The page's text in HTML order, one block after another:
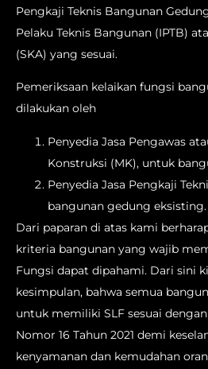
Pengkaji Teknis Bangunan
Pelaku Teknis Bangunan (IPTB)
(SKA) yang sesuai.
Pemeriksaan kelaikan fungsi
dilakukan oleh
Penyedia Jasa Pengawas
Konstruksi (MK), untuk
Penyedia Jasa Pengkaji
bangunan gedung eksisting.
Dari paparan di atas kami
kriteria bangunan yang wajib
Fungsi dapat dipahami. Dari sini
kesimpulan, bahwa semua
untuk memiliki SLF sesuai
Nomor 16 Tahun 2021 demi
kenyamanan dan kemudahan